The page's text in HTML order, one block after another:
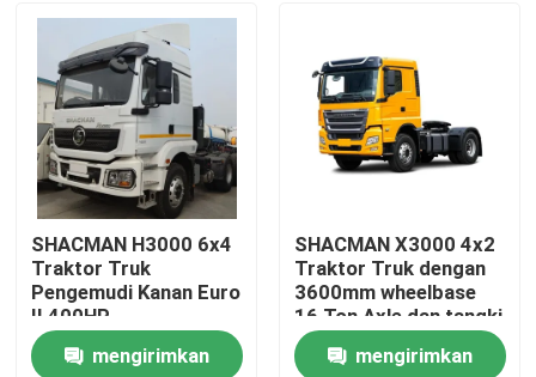
Produk
Tentang kami
Tur Pabrik
Kontrol kualitas
Hubungi Kami
SHACMAN H3000 6x4
Traktor Truk
Pengemudi Kanan Euro
II 400HP
mengirimkan
SHACMAN X3000 4x2
Traktor Truk dengan
3600mm wheelbase
16 Ton Axle dan tangki
bahan bakar 400L
mengirimkan